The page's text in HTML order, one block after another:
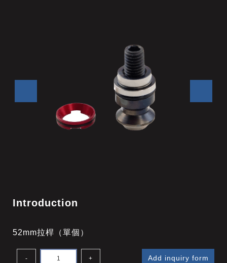
Introduction
52mm拉桿（單個）
- + Add inquiry form